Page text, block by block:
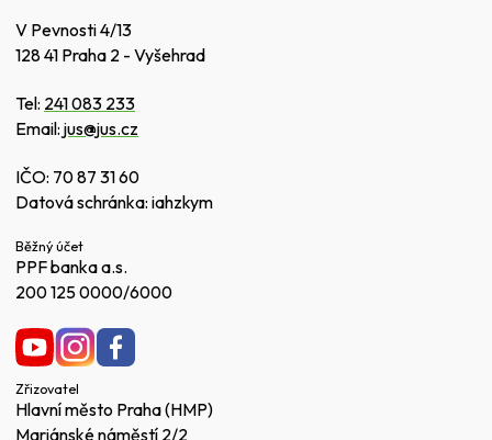
V Pevnosti 4/13
128 41 Praha 2 - Vyšehrad
Tel: 241 083 233
Email: jus@jus.cz
IČO: 70 87 31 60
Datová schránka: iahzkym
Běžný účet
PPF banka a.s.
200 125 0000/6000
Zřizovatel
Hlavní město Praha (HMP)
Mariánské náměstí 2/2